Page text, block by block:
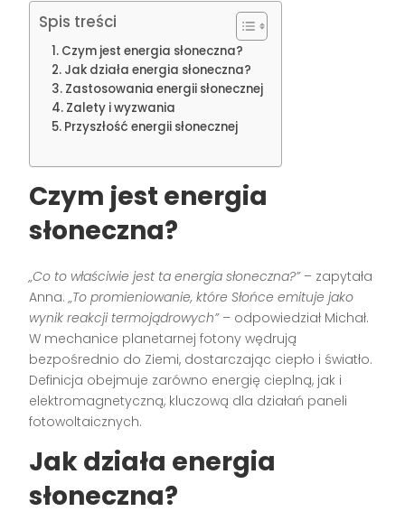
Spis treści
Czym jest energia słoneczna?
Jak działa energia słoneczna?
Zastosowania energii słonecznej
Zalety i wyzwania
Przyszłość energii słonecznej
Czym jest energia
słoneczna?
„Co to właściwie jest ta energia słoneczna?”– zapytała
Anna.„To promieniowanie, które Słońce emituje jako
wynik reakcji termojądrowych”– odpowiedział Michał.
W mechanice planetarnej fotony wędrują
bezpośrednio do Ziemi, dostarczając ciepło i światło.
Definicja obejmuje zarówno energię cieplną, jak i
elektromagnetyczną, kluczową dla działań paneli
fotowoltaicznych.
Jak działa energia
słoneczna?